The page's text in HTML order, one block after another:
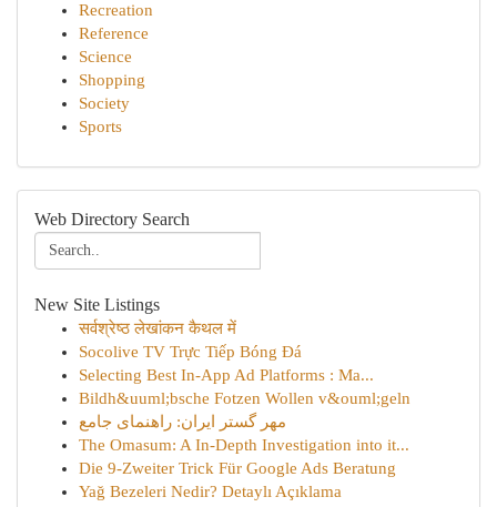
Recreation
Reference
Science
Shopping
Society
Sports
Web Directory Search
New Site Listings
सर्वश्रेष्ठ लेखांकन कैथल में
Socolive TV Trực Tiếp Bóng Đá
Selecting Best In-App Ad Platforms : Ma...
Bildh&uuml;bsche Fotzen Wollen v&ouml;geln
مهر گستر ایران: راهنمای جامع
The Omasum: A In-Depth Investigation into it...
Die 9-Zweiter Trick Für Google Ads Beratung
Yağ Bezeleri Nedir? Detaylı Açıklama